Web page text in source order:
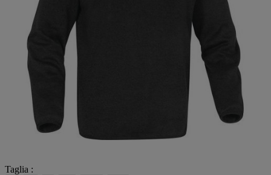
Taglia :